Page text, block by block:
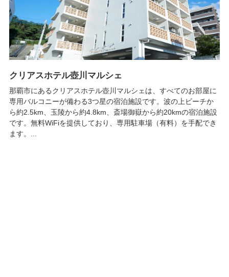
クリアスホテル壺川マルシェ
那覇市にあるクリアスホテル壺川マルシェは、すべてのお部屋に
専用バルコニーが備わる3つ星の宿泊施設です。波の上ビーチか
ら約2.5km、玉陵から約4.8km、斎場御嶽から約20kmの宿泊施設
です。無料WiFiを提供しており、専用駐車場（有料）を手配でき
ます。...